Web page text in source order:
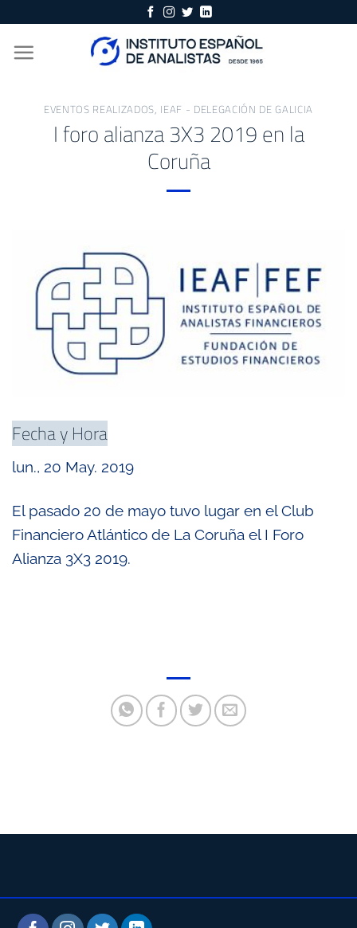
content
EVENTOS REALIZADOS, IEAF - DELEGACIÓN DE GALICIA
I foro alianza 3X3 2019 en la
Coruña
Fecha y Hora
lun., 20 May. 2019
El pasado 20 de mayo tuvo lugar en el Club
Financiero Atlántico de La Coruña el I Foro
Alianza 3X3 2019.